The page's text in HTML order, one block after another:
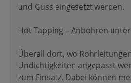
und Guss eingesetzt werden.
Hot Tapping – Anbohren
Überall dort, wo
Undichtigkeiten angepasst
zum Einsatz. Dabei können